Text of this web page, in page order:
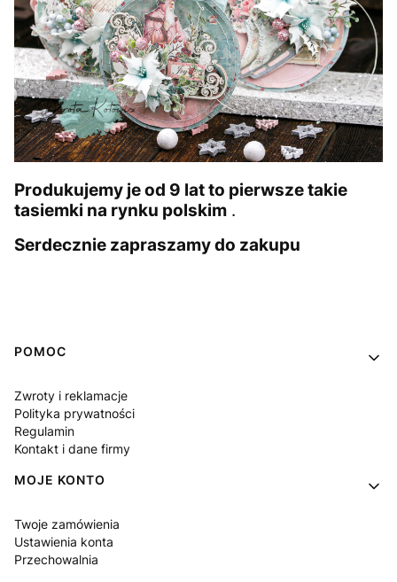
Produkujemy je od 9 lat to pierwsze takie
tasiemki na rynku polskim .
Serdecznie zapraszamy do zakupu
Linki w stopce
POMOC
Zwroty i reklamacje
Polityka prywatności
Regulamin
Kontakt i dane firmy
MOJE KONTO
Twoje zamówienia
Ustawienia konta
Przechowalnia